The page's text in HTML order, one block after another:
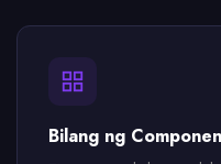
Bilang ng